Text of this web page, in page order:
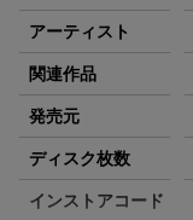
アーティスト
関連作品
発売元
ディスク枚数
インストアコード